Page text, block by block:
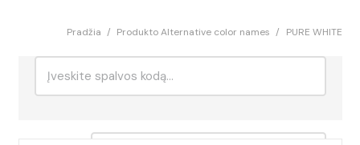
Pradžia / Produkto Alternative color names / PURE WHITE